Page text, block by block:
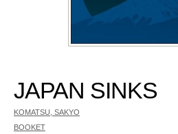
JAPAN SINKS
KOMATSU, SAKYO
BOOKET